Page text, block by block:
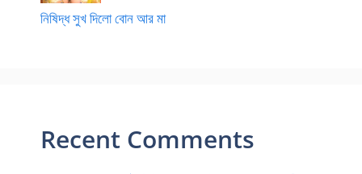
নিষিদ্ধ সুখ দিলো বোন আর মা
Recent Comments